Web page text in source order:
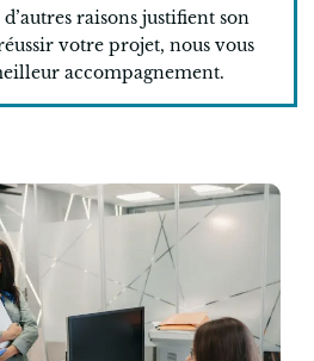
raisons justifient son
votre projet, nous vous
accompagnement.